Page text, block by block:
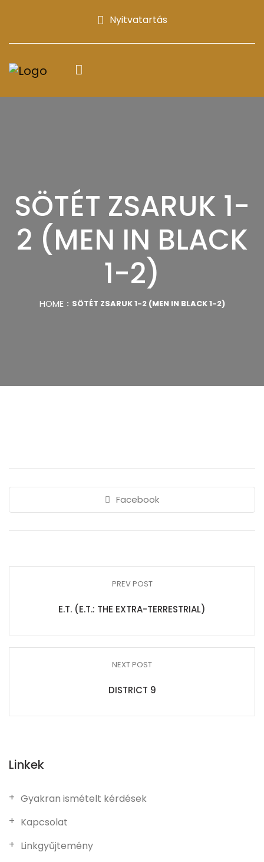
Nyitvatartás
SÖTÉT ZSARUK 1-
2 (MEN IN BLACK
1-2)
HOME SÖTÉT ZSARUK 1-2 (MEN IN BLACK 1-2)
Facebook
PREV POST
E.T. (E.T.: THE EXTRA-TERRESTRIAL)
NEXT POST
DISTRICT 9
Linkek
Gyakran ismételt kérdések
Kapcsolat
Linkgyűjtemény